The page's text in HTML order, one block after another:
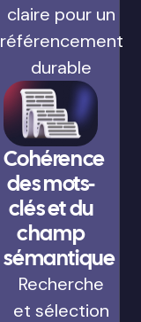
claire pour un
référencement
durable
Cohérence
des mots-
clés et du
champ
sémantique
Recherche
et sélection